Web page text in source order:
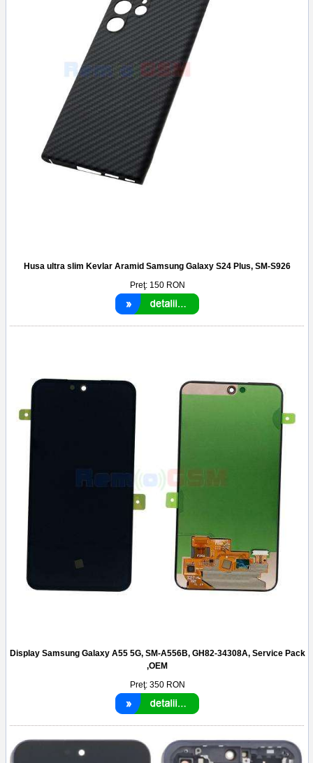
Husa ultra slim Kevlar Aramid Samsung Galaxy S24 Plus, SM-S926
Preţ: 150 RON
Display Samsung Galaxy A55 5G, SM-A556B, GH82-34308A, Service Pack
,OEM
Preţ: 350 RON